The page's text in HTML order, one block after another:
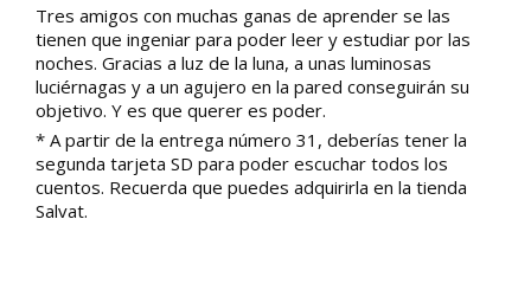
Tres amigos con muchas ganas de aprender se las
tienen que ingeniar para poder leer y estudiar por las
noches. Gracias a luz de la luna, a unas luminosas
luciérnagas y a un agujero en la pared conseguirán su
objetivo. Y es que querer es poder.
* A partir de la entrega número 31, deberías tener la
segunda tarjeta SD para poder escuchar todos los
cuentos. Recuerda que puedes adquirirla en la tienda
Salvat.